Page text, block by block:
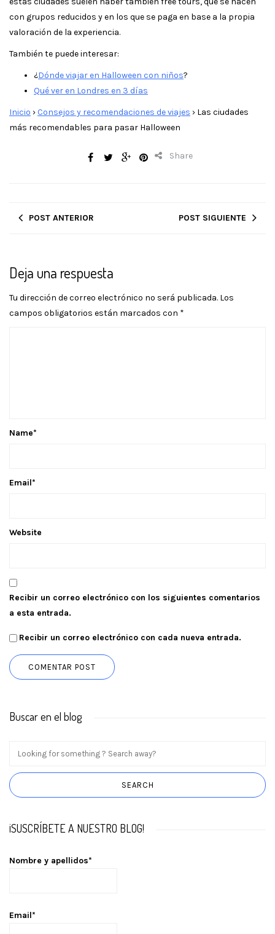
con grupos reducidos y en los que se paga en base a la propia
valoración de la experiencia.
También te puede interesar:
¿Dónde viajar en Halloween con niños?
Qué ver en Londres en 3 días
Inicio ›Consejos y recomendaciones de viajes › Las ciudades
más recomendables para pasar Halloween
Share
POST ANTERIOR POST SIGUIENTE
Deja una respuesta
Tu dirección de correo electrónico no será publicada. Los
campos obligatorios están marcados con *
Name*
Email*
Website
Recibir un correo electrónico con los siguientes comentarios
a esta entrada.
Recibir un correo electrónico con cada nueva entrada.
Buscar en el blog
¡SUSCRÍBETE A NUESTRO BLOG!
Nombre y apellidos*
Email*